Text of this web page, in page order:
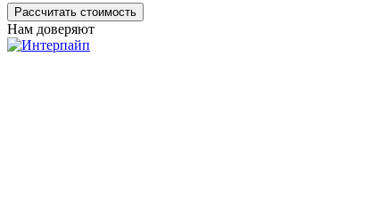
Рассчитать стоимость
Нам доверяют